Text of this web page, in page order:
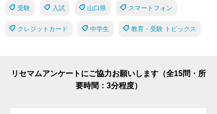
受験 入試 山口県 スマートフォン
クレジットカード 中学生 教育・受験 トピックス
リセマムアンケートにご協力お願いします（全15問・所
要時間：3分程度）